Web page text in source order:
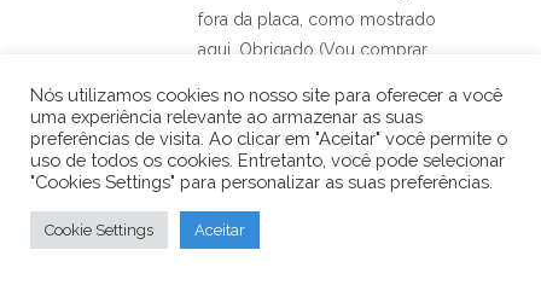
fora da placa, como mostrado
aqui. Obrigado (Vou comprar
Responder
Carlos
Nós utilizamos cookies no nosso site para oferecer a você
uma experiência relevante ao armazenar as suas
preferências de visita. Ao clicar em "Aceitar" você permite o
uso de todos os cookies. Entretanto, você pode selecionar
"Cookies Settings" para personalizar as suas preferências.
Cookie Settings Aceitar